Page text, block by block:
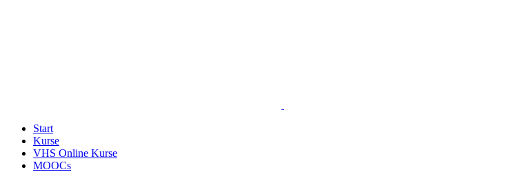
Start
Kurse
VHS Online Kurse
MOOCs